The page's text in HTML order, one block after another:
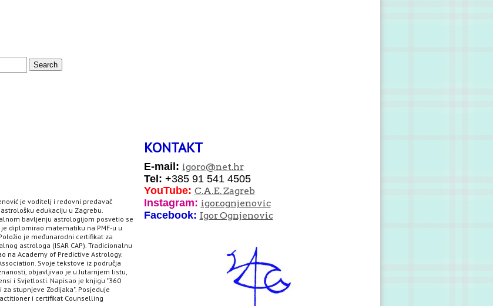
je voditelj i redovni predavač
edukaciju u Zagrebu.
bavljenju astrologijom posvetio se
je diplomirao matematiku na PMF-u u
je međunarodni certifikat za
astrologa (ISAR CAP). Tradicionalnu
na Academy of Predictive Astrology.
Svoje tekstove iz područja
objavljivao je u Jutarnjem listu,
i Svjetlosti. Napisao je knjigu "360
stupnjeve Zodijaka". Posjeduje
i certifikat Counselling
KONTAKT
E-mail: igoro@net.hr
Tel: +385 91 541 4505
YouTube: C.A.E. Zagreb
Instagram: igor.ognjenovic
Facebook: Igor Ognjenovic